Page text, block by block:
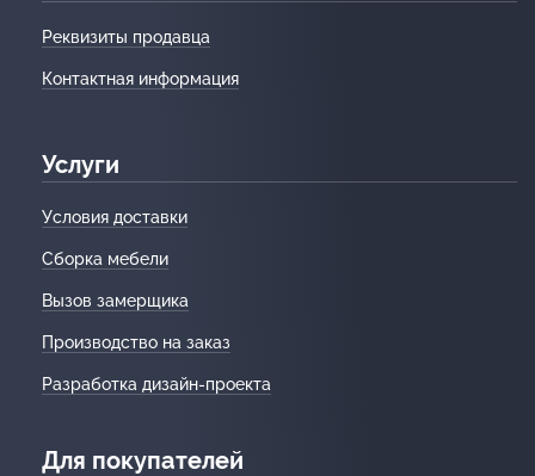
Реквизиты продавца
Контактная информация
Услуги
Условия доставки
Сборка мебели
Вызов замерщика
Производство на заказ
Разработка дизайн-проекта
Для покупателей